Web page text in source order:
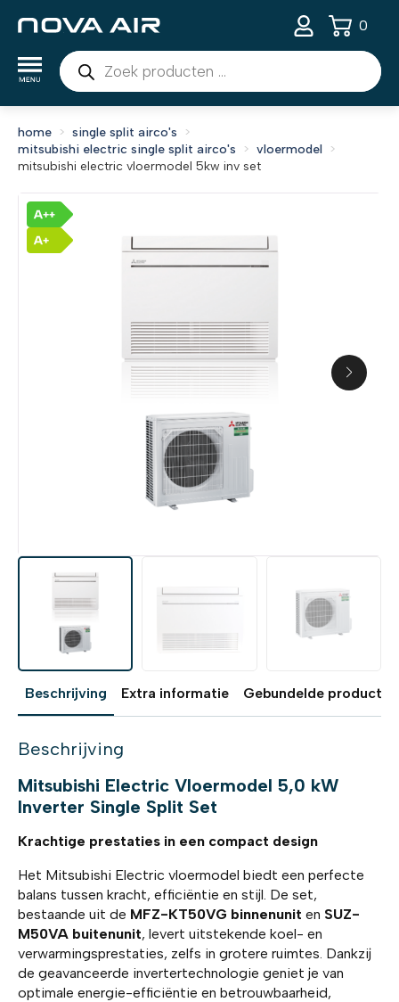
Producten
zoeken
0
home
single split airco's
mitsubishi electric single split airco's
vloermodel
mitsubishi electric vloermodel 5kw inv set
Beschrijving Extra informatie Gebundelde producten
Beschrijving
Mitsubishi Electric Vloermodel 5,0 kW
Inverter Single Split Set
Krachtige prestaties in een compact design
Het Mitsubishi Electric vloermodel biedt een perfecte
balans tussen kracht, efficiëntie en stijl. De set,
bestaande uit de MFZ-KT50VG binnenunit en SUZ-
M50VA buitenunit, levert uitstekende koel- en
verwarmingsprestaties, zelfs in grotere ruimtes. Dankzij
de geavanceerde invertertechnologie geniet je van
optimale energie-efficiëntie en betrouwbaarheid,